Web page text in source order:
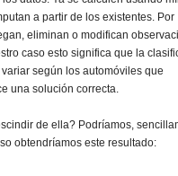
a partir de los existentes. Por
eliminan o modifican
caso esto significa que la
según los automóviles que
una solución correcta.
de ella? Podríamos,
obtendríamos este resultado: